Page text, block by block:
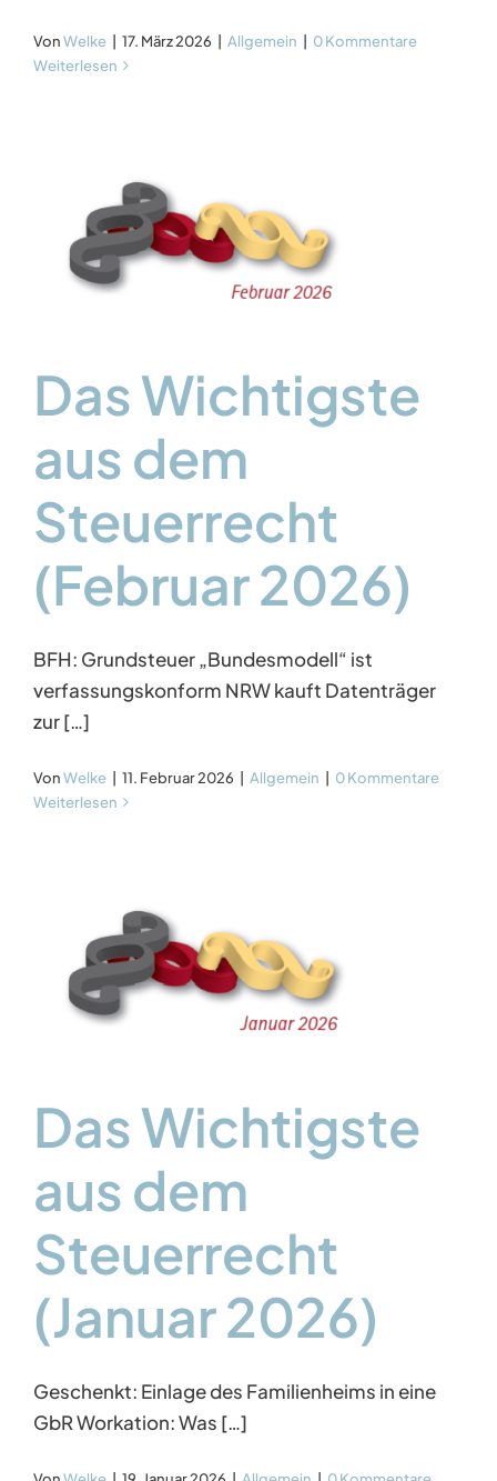
VonWelke 17. März 2026 Allgemein
0 Kommentare
Weiterlesen
Das Wichtigste
aus dem
Steuerrecht
(Februar 2026)
BFH: Grundsteuer „Bundesmodell“ ist
verfassungskonform NRW kauft Datenträger
zur […]
VonWelke 11. Februar 2026 Allgemein
0 Kommentare
Weiterlesen
Das Wichtigste
aus dem
Steuerrecht
(Januar 2026)
Geschenkt: Einlage des Familienheims in eine
GbR Workation: Was […]